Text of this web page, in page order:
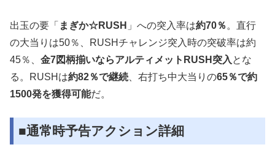
出玉の要「 まぎか☆RUSH 」への突入率は約70％ 。直行
の大当りは50％、RUSHチャレンジ突入時の突破率は約
45％、 金7図柄揃いならアルティメットRUSH突入 とな
る。RUSHは約82％で継続 、右打ち中大当りの65％で約
1500発を獲得可能だ。
■通常時予告アクション詳細